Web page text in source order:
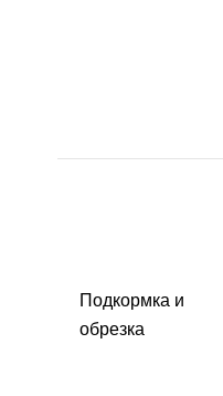
Подкормка и
обрезка